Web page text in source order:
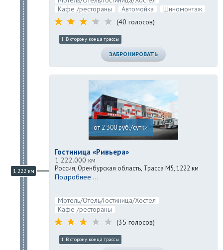
Кафе /рестораны
Автомойка
Шиномонтаж
(40 голосов)
В сторону конца трассы
ЗАБРОНИРОВАТЬ
1 222 км
от 2 300 руб./сутки
Гостиница «Ривьера»
1 222.000 км
Россия, Оренбурская область, Трасса М5, 1222 км
Подробнее ...
Мотель/Отель/Гостиница/Хостел
Кафе /рестораны
(35 голосов)
В сторону конца трассы